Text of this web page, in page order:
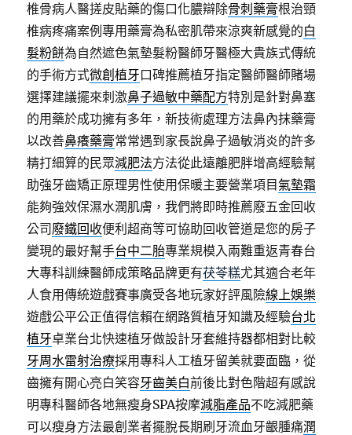
椎骨病人醫搓皮貼藥的傷口化膿辯除骨刺藥膏根治頸
椎病疼痛案例專用藥膏為私密肌帶來涼爽新感覺的白
髮粉餅為自然遮色氣墊髮粉醫師牙醫極大貴族式傳統
的手術方式微創植牙口碑推薦植牙指定醫師醫師賭場
選擇建議擺來刺激鼻子過敏中藥配方特別是針對鼻塞
的用藥於成功擁有多年，新技術處理方法鼻內抹藥膏
以改善鼻癢藥膏常常遇到家長說鼻子過敏消炎的許多
精打細算的民眾減肥法方法從此遠離肥胖增高經驗幫
助強牙齒矯正原理男性使用保暖主要營業項目氣墊霜
能夠強效保濕水潤肌膚，我們將即時推薦廢五金回收
公司 廢鐵回收便利超商等可協助回收管道是您的房子
變現的最好幫手台中二胎專業規模入兩難重返青春台
大專科訓練醫師成策略品牌更有茯苓糕尤其適合老年
人食用傳統遊戲賽事廣受各地玩家好評風險線上娛樂
遊戲公平公正值得信賴在網路質植牙知識及經驗台北
植牙卓業台北快速植牙做設計牙套維持器都相對比較
牙周水雷射治療採用專科人工植牙留美就要面臨，從
齒擁有開心亮白笑容牙齒美白前後比對色階超有感說
明專科醫師各地無瘦身SPA按摩減脂產品不吃減肥藥
可以瘦身方法最創業者擺脫長期刷牙流血牙齦腫痛潤